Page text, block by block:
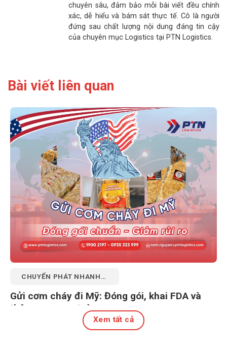
chuyên sâu, đảm bảo mỗi bài viết đều chính
xác, dễ hiểu và bám sát thực tế. Cô là người
đứng sau chất lượng nội dung đáng tin cậy
của chuyên mục Logistics tại PTN Logistics.
Bài viết liên quan
CHUYỂN PHÁT NHANH
Gửi cơm cháy đi Mỹ: Đóng gói, khai FDA và
thông quan an toàn
Xem tất cả